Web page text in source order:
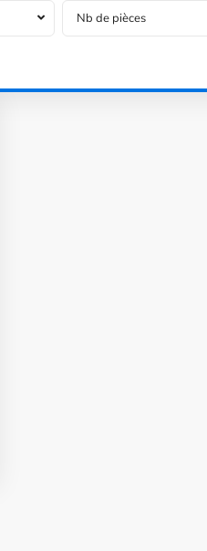
Nb de pièces